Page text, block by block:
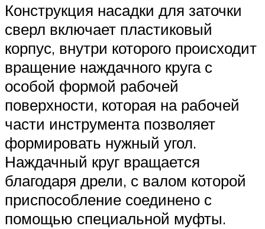
Конструкция насадки для заточки
сверл включает пластиковый
корпус, внутри которого происходит
вращение наждачного круга с
особой формой рабочей
поверхности, которая на рабочей
части инструмента позволяет
формировать нужный угол.
Наждачный круг вращается
благодаря дрели, с валом которой
приспособление соединено с
помощью специальной муфты.